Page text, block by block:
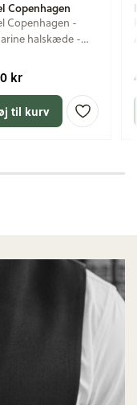
Copenhagen
Copenhagen -
halskæde -
kr
til kurv